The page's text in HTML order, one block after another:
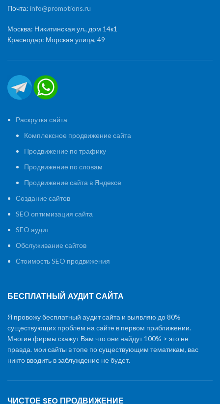
Почта: info@promotions.ru
Москва: Никитинская ул., дом 14к1
Краснодар: Морская улица, 49
Раскрутка сайта
Комплексное продвижение сайта
Продвижение по трафику
Продвижение по словам
Продвижение сайта в Яндексе
Создание сайтов
SEO оптимизация сайта
SEO аудит
Обслуживание сайтов
Стоимость SEO продвижения
БЕСПЛАТНЫЙ АУДИТ САЙТА
Я провожу бесплатный аудит сайта и выявляю до 80%
существующих проблем на сайте в первом приближении.
Многие фирмы скажут Вам что они найдут 100% > это не
правда. мои сайты в топе по существующим тематикам, вас
никто вводить в заблуждение не будет.
ЧИСТОЕ SEO ПРОДВИЖЕНИЕ